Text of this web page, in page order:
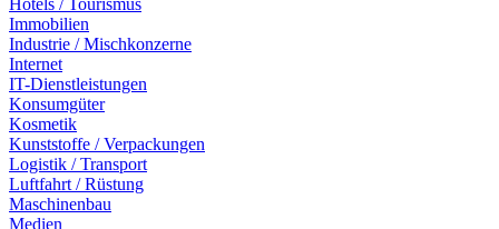
Hotels / Tourismus
Immobilien
Industrie / Mischkonzerne
Internet
IT-Dienstleistungen
Konsumgüter
Kosmetik
Kunststoffe / Verpackungen
Logistik / Transport
Luftfahrt / Rüstung
Maschinenbau
Medien